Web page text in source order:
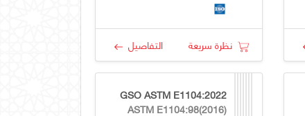
نظرة سريعة التفاصيل
GSO ASTM E1104:2022
ASTM E1104:98(2016)